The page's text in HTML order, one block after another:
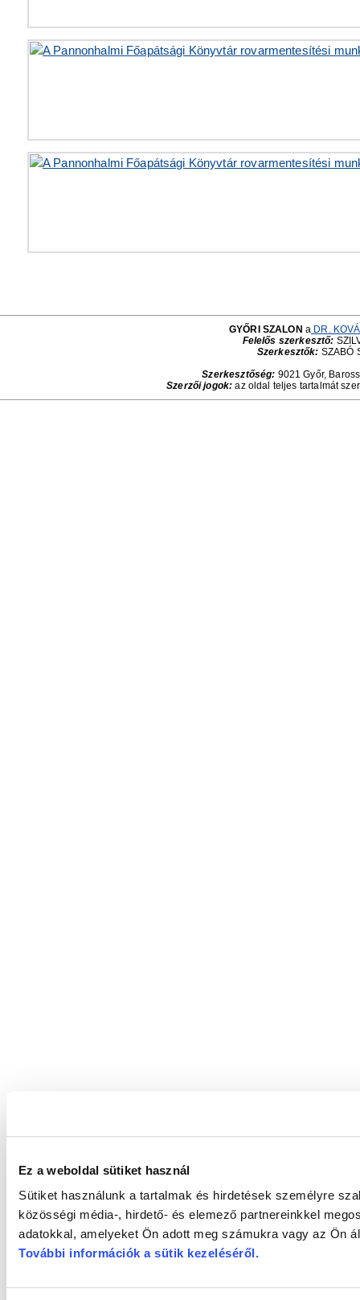
Ez a weboldal sütiket használ
Sütiket használunk a tartalmak és hirdetések személyre
közösségi média-, hirdető- és elemező partnereinkkel
adatokkal, amelyeket Ön adott meg számukra vagy az Ön
További információk a sütik kezeléséről.
GYŐRI SZALON a DR.
Felelős szerkesztő:
Szerkesztők: SZABÓ
Szerkesztőség: 9021 Győr,
Szerzői jogok: az oldal teljes tartalmát